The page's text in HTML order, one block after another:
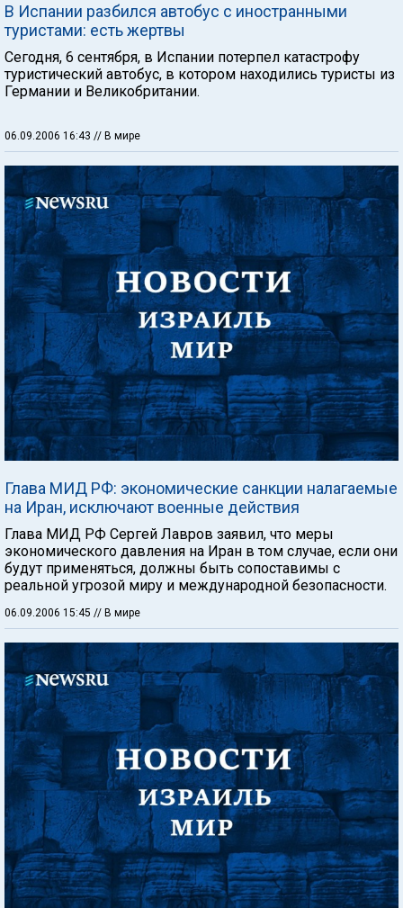
В Испании разбился автобус с иностранными
туристами: есть жертвы
Сегодня, 6 сентября, в Испании потерпел катастрофу
туристический автобус, в котором находились туристы из
Германии и Великобритании.
06.09.2006 16:43 // В мире
Глава МИД РФ: экономические санкции налагаемые
на Иран, исключают военные действия
Глава МИД РФ Сергей Лавров заявил, что меры
экономического давления на Иран в том случае, если они
будут применяться, должны быть сопоставимы с
реальной угрозой миру и международной безопасности.
06.09.2006 15:45 // В мире